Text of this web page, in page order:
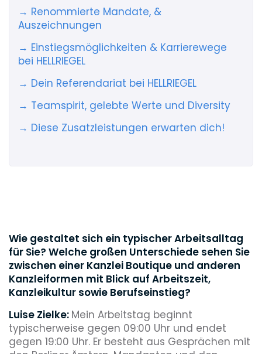
→ Renommierte Mandate, &
Auszeichnungen
→ Einstiegsmöglichkeiten & Karrierewege
bei HELLRIEGEL
→ Dein Referendariat bei HELLRIEGEL
→ Teamspirit, gelebte Werte und Diversity
→ Diese Zusatzleistungen erwarten dich!
Wie gestaltet sich ein typischer Arbeitsalltag
für Sie? Welche großen Unterschiede sehen Sie
zwischen einer Kanzlei Boutique und anderen
Kanzleiformen mit Blick auf Arbeitszeit,
Kanzleikultur sowie Berufseinstieg?
Luise Zielke: Mein Arbeitstag beginnt
typischerweise gegen 09:00 Uhr und endet
gegen 19:00 Uhr. Er besteht aus Gesprächen mit